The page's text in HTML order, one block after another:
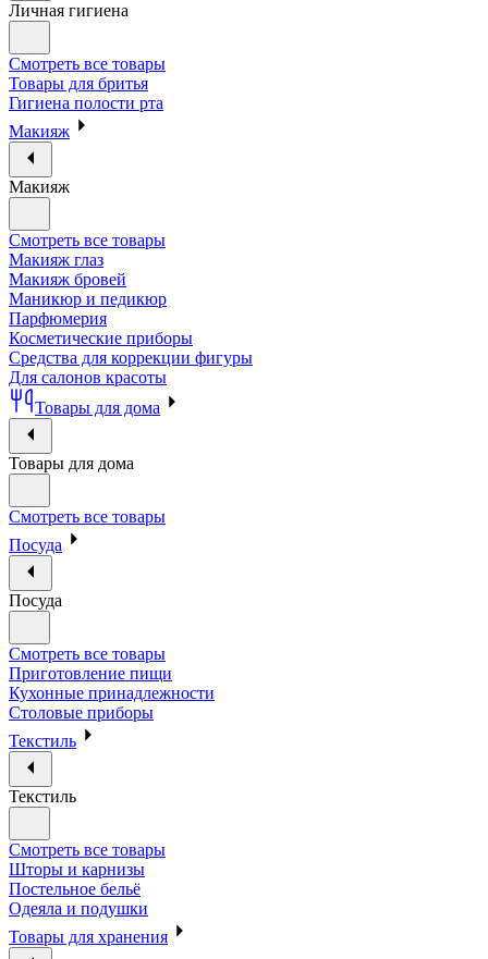
Личная гигиена
Смотреть все товары
Товары для бритья
Гигиена полости рта
Макияж
Макияж
Смотреть все товары
Макияж глаз
Макияж бровей
Маникюр и педикюр
Парфюмерия
Косметические приборы
Средства для коррекции фигуры
Для салонов красоты
Товары для дома
Товары для дома
Смотреть все товары
Посуда
Посуда
Смотреть все товары
Приготовление пищи
Кухонные принадлежности
Столовые приборы
Текстиль
Текстиль
Смотреть все товары
Шторы и карнизы
Постельное бельё
Одеяла и подушки
Товары для хранения